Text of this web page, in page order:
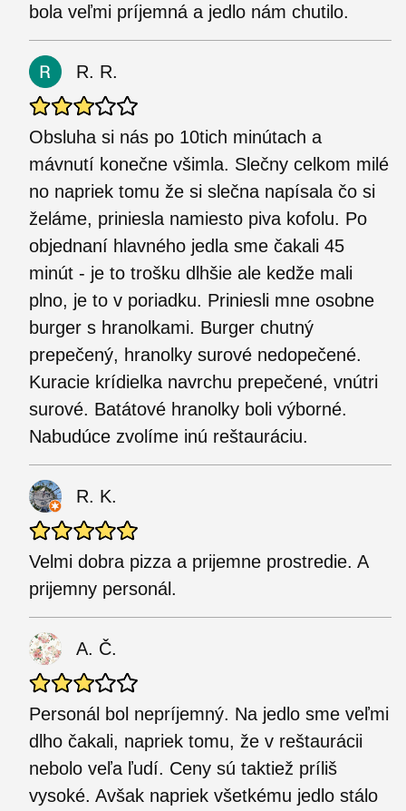
bola veľmi príjemná a jedlo nám chutilo.
R. R.
Obsluha si nás po 10tich minútach a
mávnutí konečne všimla. Slečny celkom milé
no napriek tomu že si slečna napísala čo si
želáme, priniesla namiesto piva kofolu. Po
objednaní hlavného jedla sme čakali 45
minút - je to trošku dlhšie ale kedže mali
plno, je to v poriadku. Priniesli mne osobne
burger s hranolkami. Burger chutný
prepečený, hranolky surové nedopečené.
Kuracie krídielka navrchu prepečené, vnútri
surové. Batátové hranolky boli výborné.
Nabudúce zvolíme inú reštauráciu.
R. K.
Velmi dobra pizza a prijemne prostredie. A
prijemny personál.
A. Č.
Personál bol nepríjemný. Na jedlo sme veľmi
dlho čakali, napriek tomu, že v reštaurácii
nebolo veľa ľudí. Ceny sú taktiež príliš
vysoké. Avšak napriek všetkému jedlo stálo